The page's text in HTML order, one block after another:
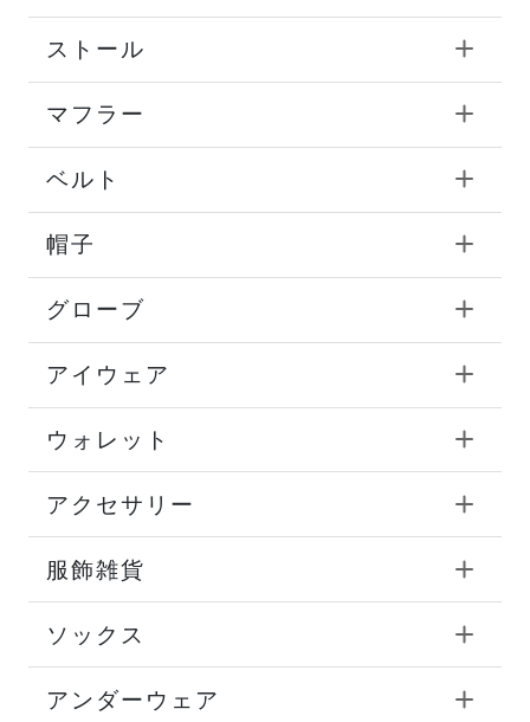
ストール
マフラー
ベルト
帽子
グローブ
アイウェア
ウォレット
アクセサリー
服飾雑貨
ソックス
アンダーウェア